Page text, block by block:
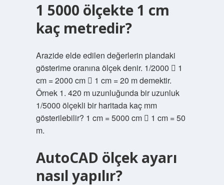
1 5000 ölçekte 1 cm
kaç metredir?
Arazide elde edilen değerlerin plandaki
gösterime oranına ölçek denir. 1/2000  1
cm = 2000 cm  1 cm = 20 m demektir.
Örnek 1. 420 m uzunluğunda bir uzunluk
1/5000 ölçekli bir haritada kaç mm
gösterilebilir? 1 cm = 5000 cm  1 cm = 50
m.
AutoCAD ölçek ayarı
nasıl yapılır?